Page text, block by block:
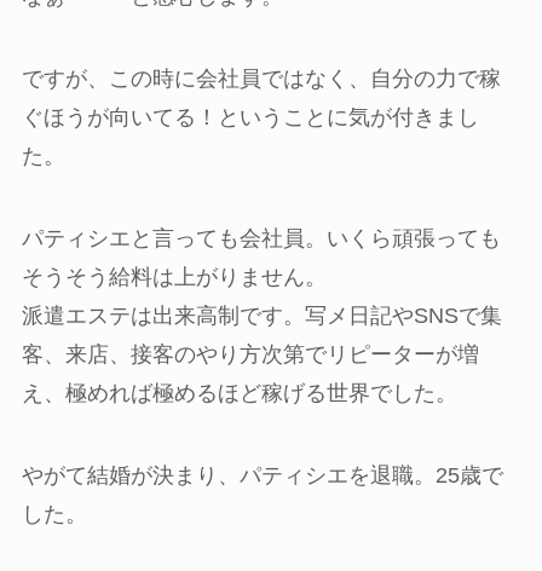
ですが、この時に会社員ではなく、自分の力で稼
ぐほうが向いてる！ということに気が付きまし
た。
パティシエと言っても会社員。いくら頑張っても
そうそう給料は上がりません。
派遣エステは出来高制です。写メ日記やSNSで集
客、来店、接客のやり方次第でリピーターが増
え、極めれば極めるほど稼げる世界でした。
やがて結婚が決まり、パティシエを退職。25歳で
した。